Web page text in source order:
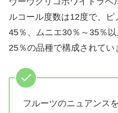
ルコール度数は12度で、ピ
45％、ムニエ30％～35％
25％の品種で構成されてい
フルーツのニュアンス